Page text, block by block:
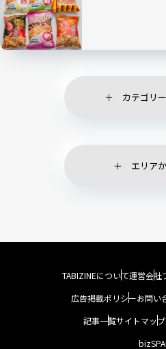
カテゴリ
エリア
TABIZINEについて運営会社
広告掲載ポリシーお問い
記事一覧サイトマップ
bizSPA!